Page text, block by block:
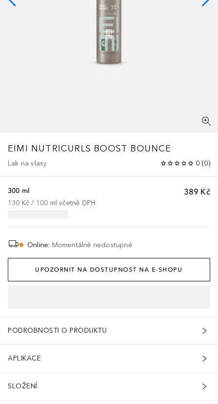
EIMI NUTRICURLS BOOST BOUNCE
Lak na vlasy 0 (0)
389 Kč
300 ml
130 Kč / 100 ml včetně DPH
Online: Momentálně nedostupné
UPOZORNIT NA DOSTUPNOST NA E-SHOPU
PODROBNOSTI O PRODUKTU
APLIKACE
SLOŽENÍ